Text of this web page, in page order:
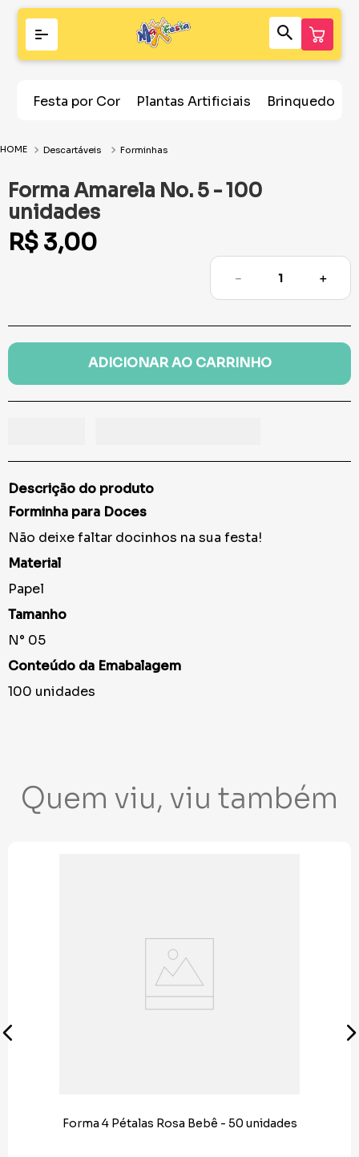
Festa por Cor Plantas Artificiais Brinquedos
Descartáveis Forminhas
Forma Amarela No. 5 - 100
unidades
R$ 3,00
＋
－
ADICIONAR AO CARRINHO
Descrição do produto
Forminha para Doces
Não deixe faltar docinhos na sua festa!
Material
Papel
Tamanho
N° 05
Conteúdo da Emabalagem
100 unidades
Quem viu, viu também
Forma 4 Pétalas Rosa Bebê - 50 unidades